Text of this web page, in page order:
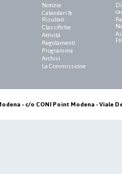
Notizie
Calendari &
Risultati
Classifiche
Attività
Regolamenti
Programma
Archivi
La Commissione
- c/o CONI Point Modena - Viale